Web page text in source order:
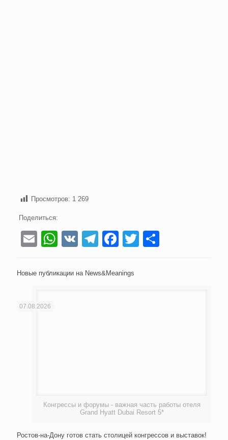
Просмотров: 1 269
Поделиться:
EmailWhatsApp
VK Telegram
Facebook
Twitter
Новые публикации на News&Meanings
Конгрессы и форумы - важная часть работы отеля
Grand Hyatt Dubai Resort 5*
07.08.2026
Ростов-на-Дону готов стать столицей конгрессов и выставок!